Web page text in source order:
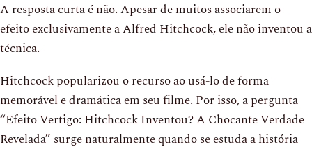
A resposta curta é não. Apesar de muitos associarem o
efeito exclusivamente a Alfred Hitchcock, ele não inventou a
técnica.
Hitchcock popularizou o recurso ao usá-lo de forma
memorável e dramática em seu filme. Por isso, a pergunta
“Efeito Vertigo: Hitchcock Inventou? A Chocante Verdade
Revelada” surge naturalmente quando se estuda a história